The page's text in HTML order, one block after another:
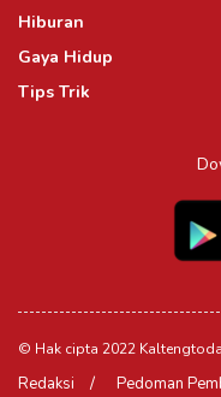
Hiburan
Gaya Hidup
Tips Trik
© Hak cipta 2022
Redaksi Pedoman